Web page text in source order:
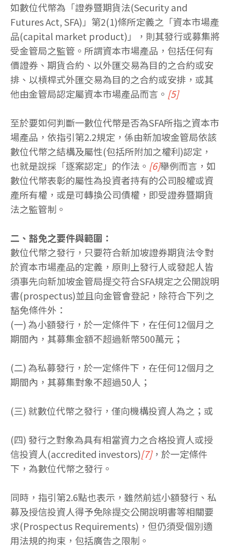
如數位代幣為「證券暨期貨法(Security and
Futures Act, SFA)」第2(1)條所定義之「資本市場產
品(capital market product)」，則其發行或募集將
受金管局之監管。所謂資本市場產品，包括任何有
價證券、期貨合約、以外匯交易為目的之合約或安
排、以槓桿式外匯交易為目的之合約或安排，或其
他由金管局認定屬資本市場產品而言。 [5]
至於要如何判斷一數位代幣是否為SFA所指之資本市
場產品，依指引第2.2規定，係由新加坡金管局依該
數位代幣之結構及屬性(包括所附加之權利)認定，
也就是說採「逐案認定」的作法。 [6]舉例而言，如
數位代幣表彰的屬性為投資者持有的公司股權或資
產所有權，或是可轉換公司債權，即受證券暨期貨
法之監管制。
二、豁免之要件與範圍：
數位代幣之發行，只要符合新加坡證券期貨法令對
於資本市場產品的定義，原則上發行人或發起人皆
須事先向新加坡金管局提交符合SFA規定之公開說明
書(prospectus)並且向金管會登記，除符合下列之
豁免條件外：
(一) 為小額發行，於一定條件下，在任何12個月之
期間內，其募集金額不超過新幣500萬元；
(二) 為私募發行，於一定條件下，在任何12個月之
期間內，其募集對象不超過50人；
(三) 就數位代幣之發行，僅向機構投資人為之；或
(四) 發行之對象為具有相當資力之合格投資人或授
信投資人(accredited investors)[7]，於一定條件
下，為數位代幣之發行。
同時，指引第2.6點也表示，雖然前述小額發行、私
募及授信投資人得予免除提交公開說明書等相關要
求(Prospectus Requirements)，但仍須受個別適
用法規的拘束，包括廣告之限制。